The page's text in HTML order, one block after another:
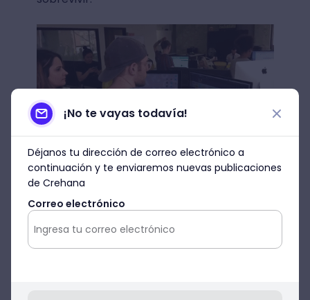
¿Cómo inspirarlos y
motivarlos?
Algunos factores que pueden inspirar a un
Millennial, son los siguientes:
¡No te vayas todavía!
Déjanos tu dirección de correo electrónico a
continuación y te enviaremos nuevas publicaciones
de Crehana
Correo electrónico